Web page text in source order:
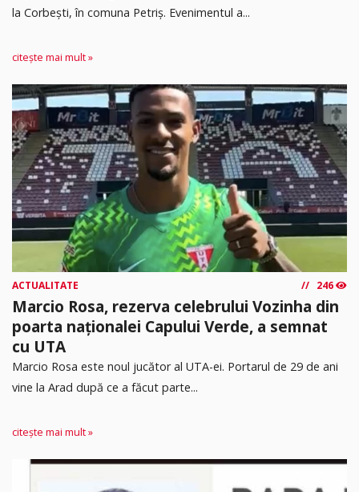
la Corbești, în comuna Petriș. Evenimentul a...
citește mai mult »
ACTUALITATE 246
Marcio Rosa, rezerva celebrului Vozinha din
poarta naționalei Capului Verde, a semnat
cu UTA
Marcio Rosa este noul jucător al UTA-ei. Portarul de 29 de ani
vine la Arad după ce a făcut parte...
citește mai mult »